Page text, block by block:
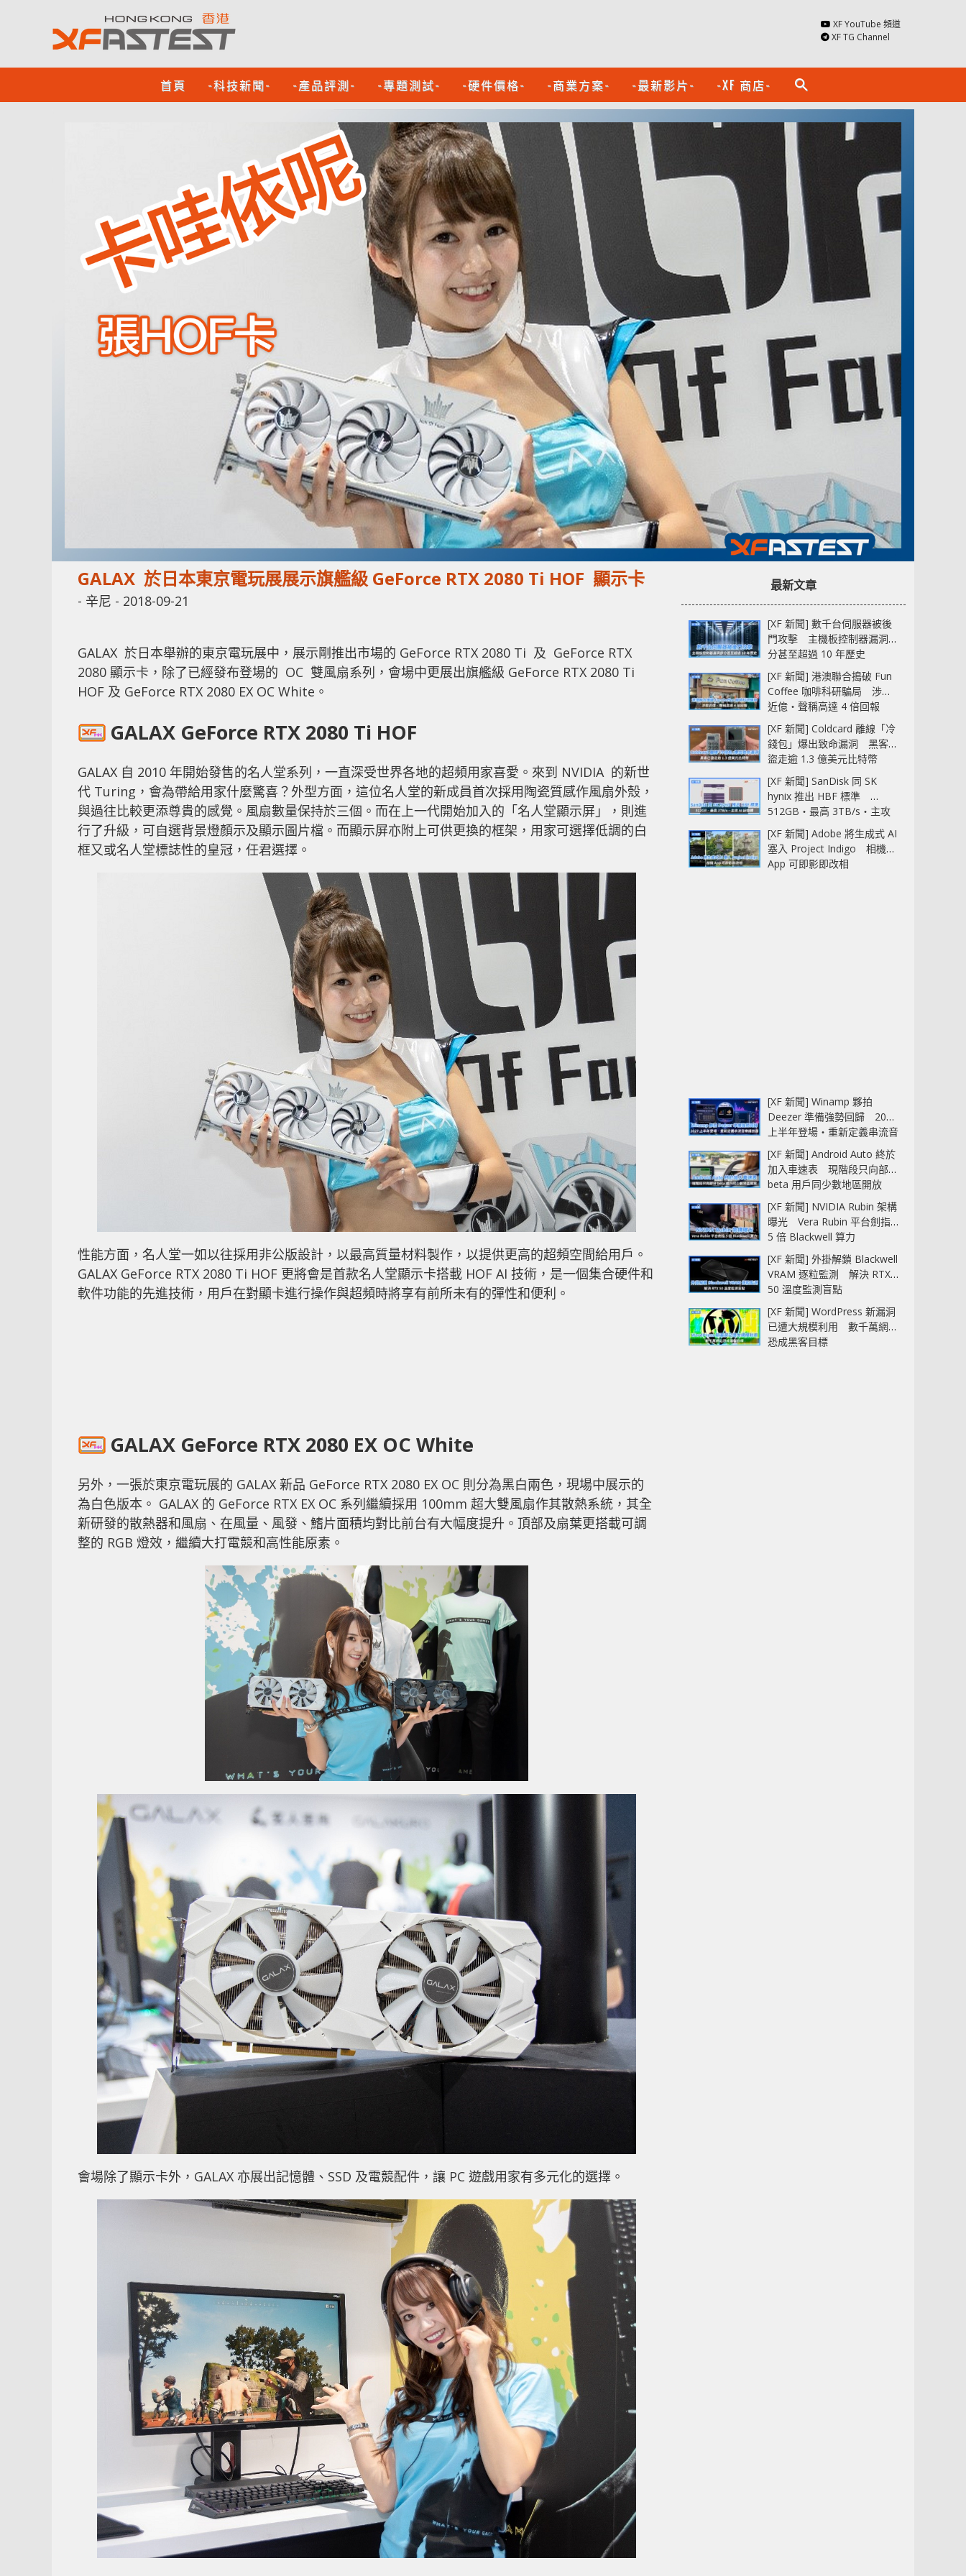
XF YouTube 頻道
XF TG Channel
首頁 -科技新聞- -產品評測- -專題測試- -硬件價格- -商業方案- -最新影片- -XF 商店- search
GALAX 於日本東京電玩展展示旗艦級 GeForce RTX 2080 Ti HOF 顯示卡
- 辛尼 - 2018-09-21
GALAX 於日本舉辦的東京電玩展中，展示剛推出市場的 GeForce RTX 2080 Ti 及 GeForce RTX
2080 顯示卡，除了已經發布登場的 OC 雙風扇系列，會場中更展出旗艦級 GeForce RTX 2080 Ti
HOF 及 GeForce RTX 2080 EX OC White。
GALAX GeForce RTX 2080 Ti HOF
GALAX 自 2010 年開始發售的名人堂系列，一直深受世界各地的超頻用家喜愛。來到 NVIDIA 的新世
代 Turing，會為帶給用家什麼驚喜？外型方面，這位名人堂的新成員首次採用陶瓷質感作風扇外殼，
與過往比較更添尊貴的感覺。風扇數量保持於三個。而在上一代開始加入的「名人堂顯示屏」，則進
行了升級，可自選背景燈顏示及顯示圖片檔。而顯示屏亦附上可供更換的框架，用家可選擇低調的白
框又或名人堂標誌性的皇冠，任君選擇。
性能方面，名人堂一如以往採用非公版設計，以最高質量材料製作，以提供更高的超頻空間給用戶。
GALAX GeForce RTX 2080 Ti HOF 更將會是首款名人堂顯示卡搭載 HOF AI 技術，是一個集合硬件和
軟件功能的先進技術，用戶在對顯卡進行操作與超頻時將享有前所未有的彈性和便利。
GALAX GeForce RTX 2080 EX OC White
另外，一張於東京電玩展的 GALAX 新品 GeForce RTX 2080 EX OC 則分為黑白兩色，現場中展示的
為白色版本。 GALAX 的 GeForce RTX EX OC 系列繼續採用 100mm 超大雙風扇作其散熱系統，其全
新研發的散熱器和風扇、在風量、風發、鰭片面積均對比前台有大幅度提升。頂部及扇葉更搭載可調
整的 RGB 燈效，繼續大打電競和高性能原素。
會場除了顯示卡外，GALAX 亦展出記憶體、SSD 及電競配件，讓 PC 遊戲用家有多元化的選擇。
上
一
篇
文
[XF 開箱] 用電多與少 開CAM有得睇 NXZT
E850 金牌電源器
下
篇
文
新版iPad Pro將支援4K 解析度輸出？
最新文章
[XF 新聞] 數千台伺服器被後
門攻擊 主機板控制器漏洞部
分甚至超過 10 年歷史
[XF 新聞] 港澳聯合搗破 Fun
Coffee 咖啡科研騙局 涉款
近億‧聲稱高達 4 倍回報
[XF 新聞] Coldcard 離線「冷
錢包」爆出致命漏洞 黑客已
盜走逾 1.3 億美元比特幣
[XF 新聞] SanDisk 同 SK
hynix 推出 HBF 標準
512GB‧最高 3TB/s‧主攻
AI 記憶體
[XF 新聞] Adobe 將生成式 AI
塞入 Project Indigo 相機
App 可即影即改相
[XF 新聞] Winamp 夥拍
Deezer 準備強勢回歸 2027
上半年登場‧重新定義串流音
樂播放器
[XF 新聞] Android Auto 終於
加入車速表 現階段只向部分
beta 用戶同少數地區開放
[XF 新聞] NVIDIA Rubin 架構
曝光 Vera Rubin 平台劍指
5 倍 Blackwell 算力
[XF 新聞] 外掛解鎖 Blackwell
VRAM 逐粒監測 解決 RTX
50 溫度監測盲點
[XF 新聞] WordPress 新漏洞
已遭大規模利用 數千萬網站
恐成黑客目標